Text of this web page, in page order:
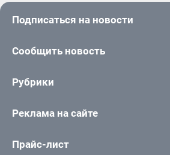
Подписаться на новости
Сообщить новость
Рубрики
Реклама на сайте
Прайс-лист